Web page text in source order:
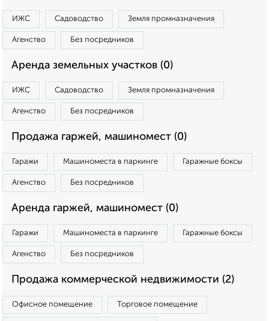
ИЖС Садоводство Земля промназначения
Агенство Без посредников
Аренда земельных участков (0)
ИЖС Садоводство Земля промназначения
Агенство Без посредников
Продажа гаржей, машиномест (0)
Гаражи Машиноместа в паркинге Гаражные боксы
Агенство Без посредников
Аренда гаржей, машиномест (0)
Гаражи Машиноместа в паркинге Гаражные боксы
Агенство Без посредников
Продажа коммерческой недвижимости (2)
Офисное помещение Торговое помещение